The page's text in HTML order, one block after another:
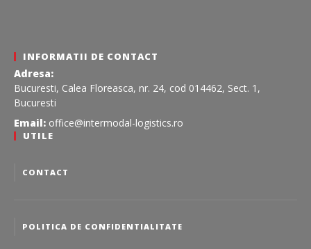
INFORMATII DE CONTACT
Adresa:
Bucuresti, Calea Floreasca, nr. 24, cod 014462, Sect. 1,
Bucuresti
Email: office@intermodal-logistics.ro
UTILE
CONTACT
POLITICA DE CONFIDENTIALITATE